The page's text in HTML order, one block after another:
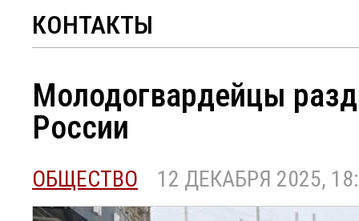
КОНТАКТЫ
Молодогвардейцы
России
ОБЩЕСТВО 12 ДЕКАБРЯ 2025,